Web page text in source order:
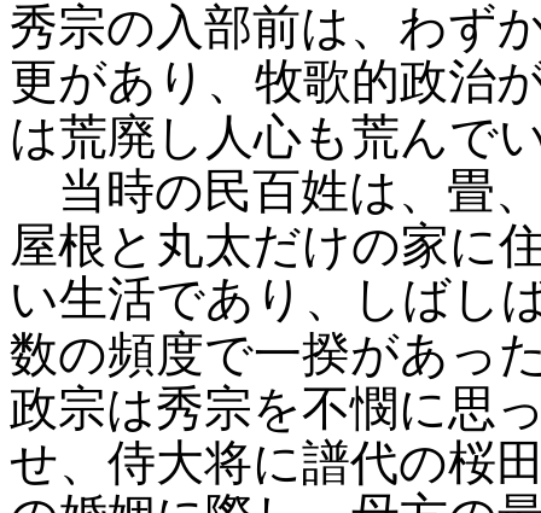
秀宗の入部前は、わず
更があり、牧歌的政治
は荒廃し人心も荒んで
当時の民百姓は、畳
屋根と丸太だけの家に
い生活であり、しばし
数の頻度で一揆があっ
政宗は秀宗を不憫に思
せ、侍大将に譜代の桜